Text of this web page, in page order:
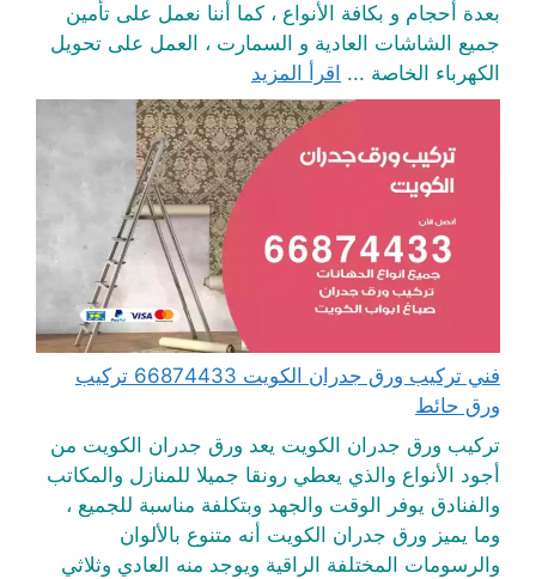
بعدة أحجام و بكافة الأنواع ، كما أننا نعمل على تأمين
جميع الشاشات العادية و السمارت ، العمل على تحويل
الكهرباء الخاصة ... اقرأ المزيد
فني تركيب ورق جدران الكويت 66874433 تركيب
ورق حائط
تركيب ورق جدران الكويت يعد ورق جدران الكويت من
أجود الأنواع والذي يعطي رونقا جميلا للمنازل والمكاتب
والفنادق يوفر الوقت والجهد وبتكلفة مناسبة للجميع ،
وما يميز ورق جدران الكويت أنه متنوع بالألوان
والرسومات المختلفة الراقية ويوجد منه العادي وثلاثي